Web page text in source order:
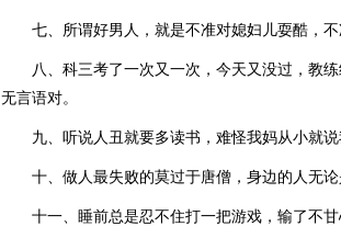
七、所谓好男人，就是不准对媳妇儿耍酷，
八、科三考了一次又一次，今天又没过，教
无言语对。
九、听说人丑就要多读书，难怪我妈从小就说
十、做人最失败的莫过于唐僧，身边的人无论
十一、睡前总是忍不住打一把游戏，输了不